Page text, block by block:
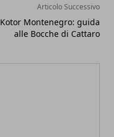
Articolo Successivo
Kotor Montenegro: guida
alle Bocche di Cattaro